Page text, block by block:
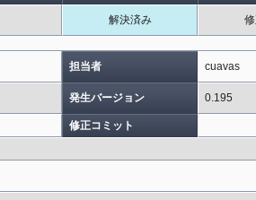
解決済み
担当者 cuavas
発生バージョン 0.195
修正コミット